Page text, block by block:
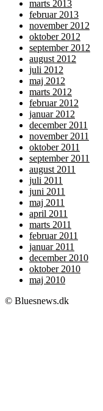
marts 2013
februar 2013
november 2012
oktober 2012
september 2012
august 2012
juli 2012
maj 2012
marts 2012
februar 2012
januar 2012
december 2011
november 2011
oktober 2011
september 2011
august 2011
juli 2011
juni 2011
maj 2011
april 2011
marts 2011
februar 2011
januar 2011
december 2010
oktober 2010
maj 2010
© Bluesnews.dk